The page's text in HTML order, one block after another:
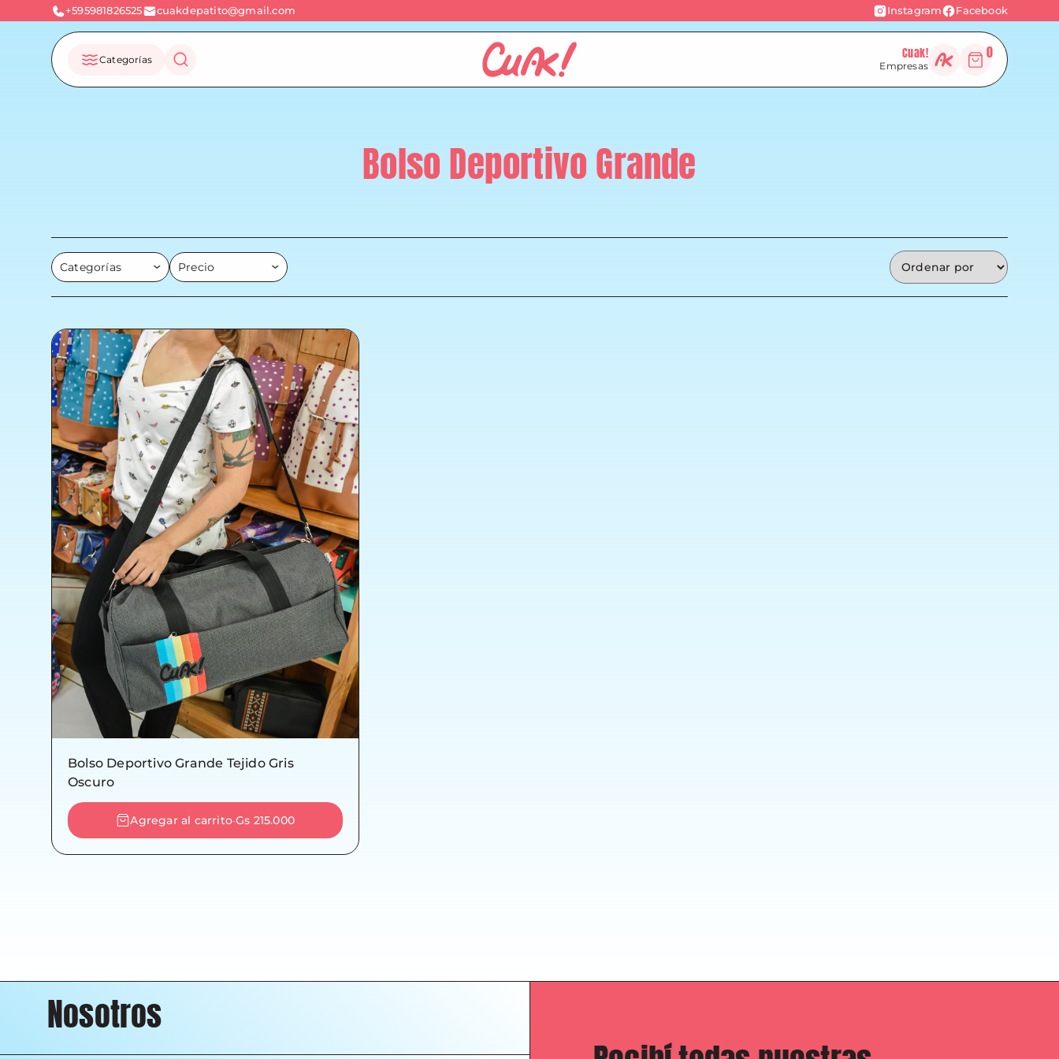
+595981826525 cuakdepatito@gmail.com Instagram Facebook
Categorías Cuak!
Empresas
0
Bolso Deportivo Grande
Categorías
Bandolera
Billetera
Bolso
Cartuchera
Delantal
Lonchera
Maternal
Mochila
Organizadores
PortaNotebook
Termos
Sport
Porta Hoppies
Parches
Precio
Hasta Gs. 800.000
Hasta Gs. 1.000.000
Bolso Deportivo Grande Tejido Gris
Oscuro
Agregar al carrito-Gs 215.000
Nosotros